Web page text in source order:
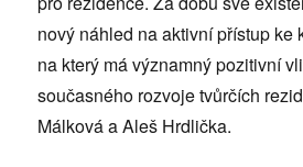
nový náhled na aktivní přístup ke
na který má významný pozitivní
současného rozvoje tvůrčích
Málková a Aleš Hrdlička.